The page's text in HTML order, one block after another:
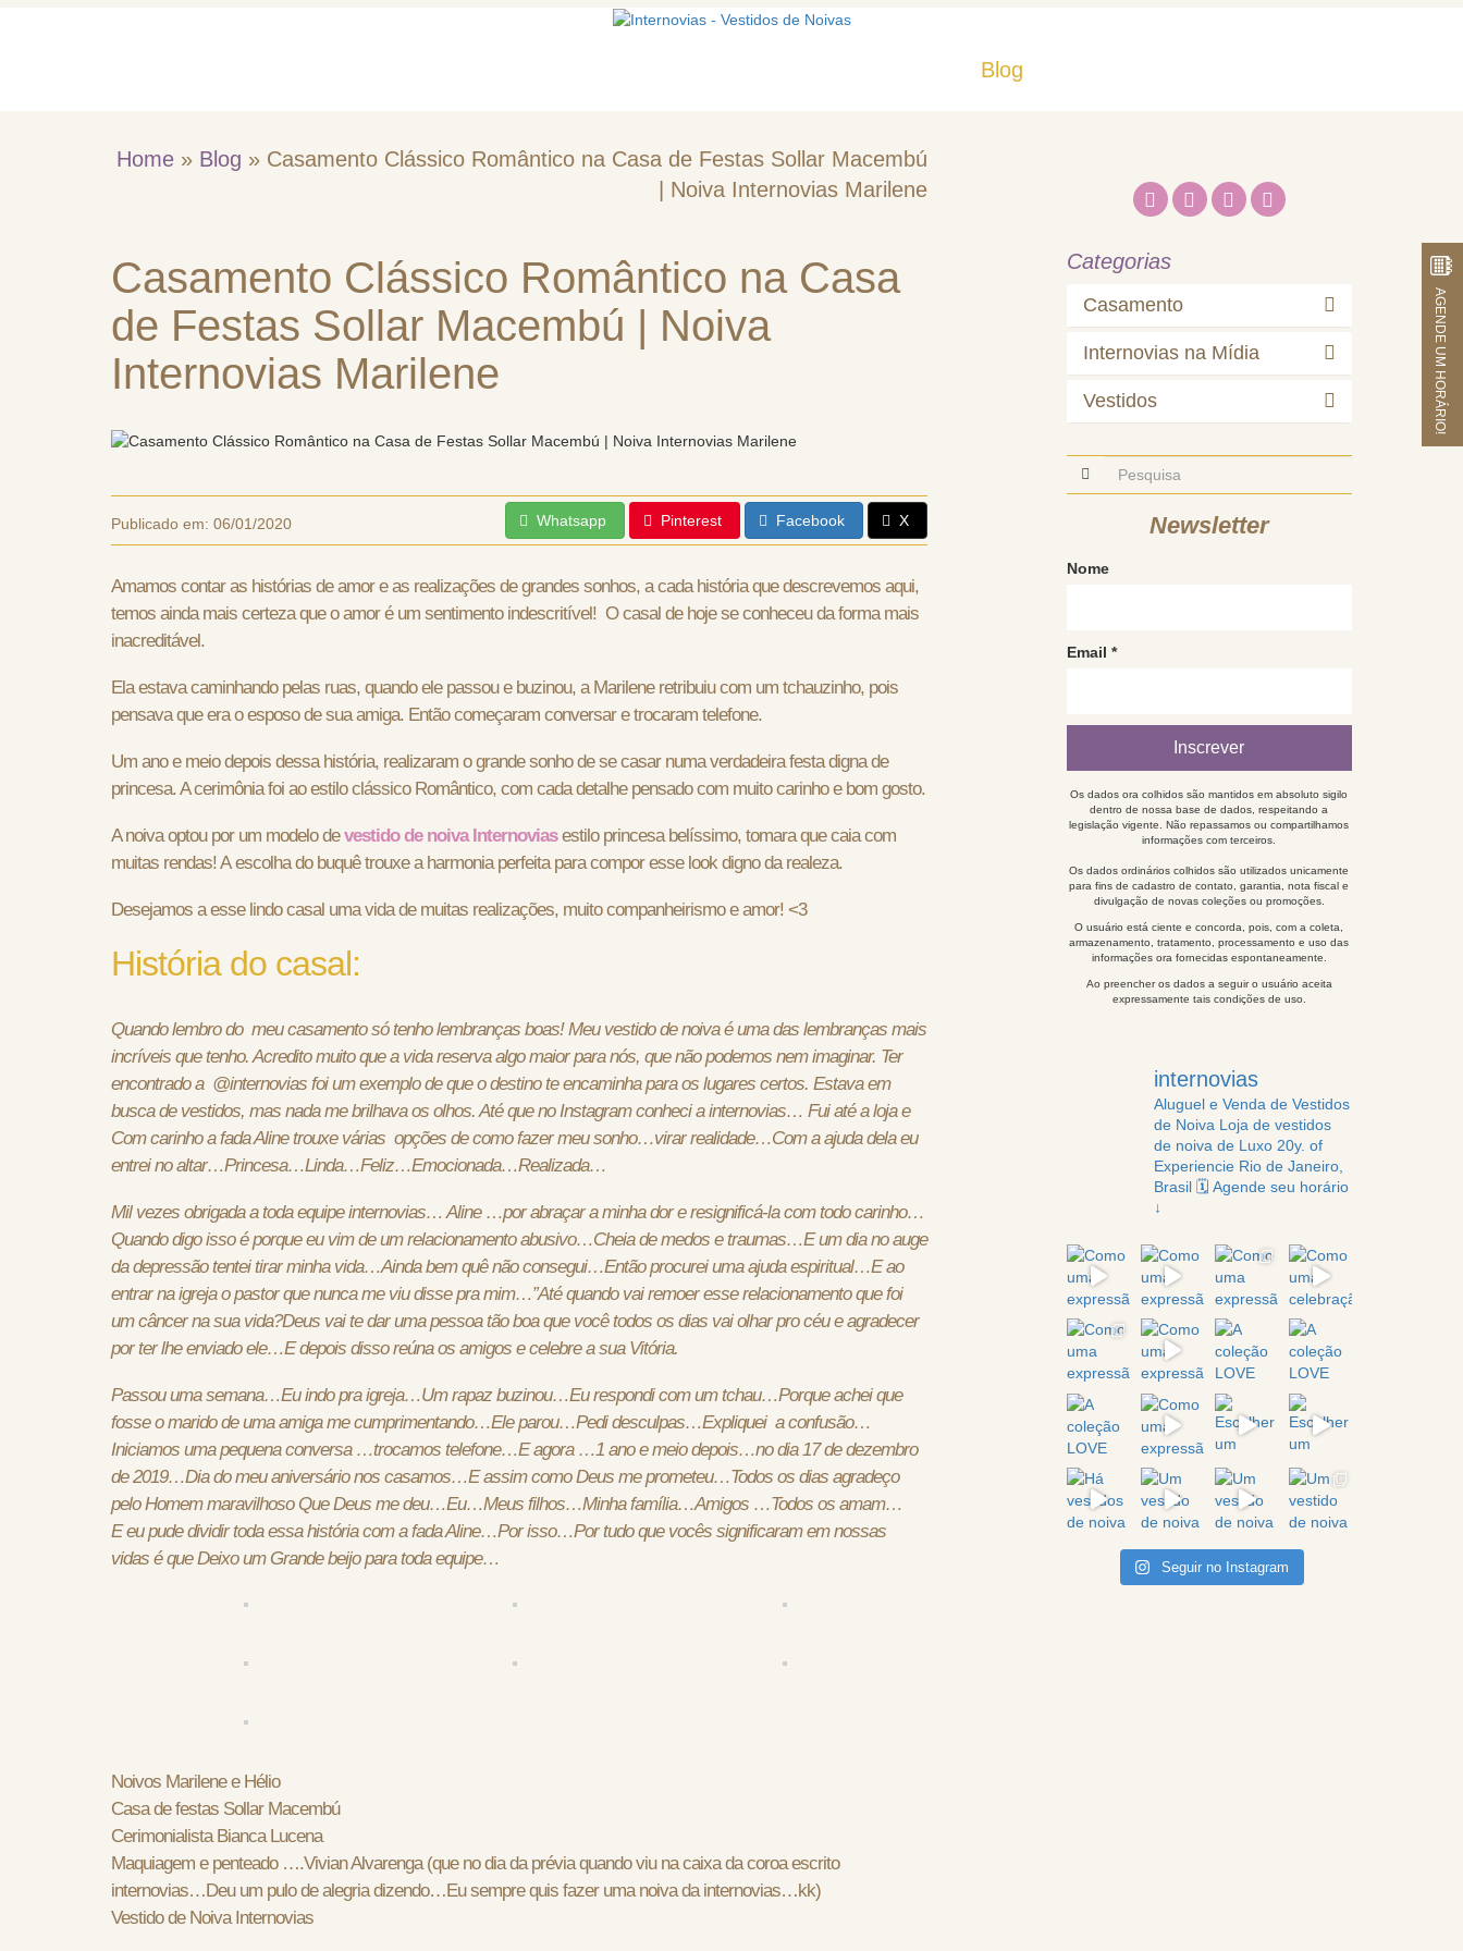
Blog
Home » Blog » Casamento Clássico Romântico na Casa de Festas Sollar Macembú
| Noiva Internovias Marilene
Casamento Clássico Romântico na Casa
de Festas Sollar Macembú | Noiva
Internovias Marilene
Publicado em: 06/01/2020 Whatsapp Pinterest Facebook X
Amamos contar as histórias de amor e as realizações de grandes sonhos, a cada história que descrevemos aqui,
temos ainda mais certeza que o amor é um sentimento indescritível! O casal de hoje se conheceu da forma mais
inacreditável.
Ela estava caminhando pelas ruas, quando ele passou e buzinou, a Marilene retribuiu com um tchauzinho, pois
pensava que era o esposo de sua amiga. Então começaram conversar e trocaram telefone.
Um ano e meio depois dessa história, realizaram o grande sonho de se casar numa verdadeira festa digna de
princesa. A cerimônia foi ao estilo clássico Romântico, com cada detalhe pensado com muito carinho e bom gosto.
A noiva optou por um modelo devestido de noiva Internoviasestilo princesa belíssimo, tomara que caia com
muitas rendas! A escolha do buquê trouxe a harmonia perfeita para compor esse look digno da realeza.
Desejamos a esse lindo casal uma vida de muitas realizações, muito companheirismo e amor! <3
História do casal:
Quando lembro do meu casamento só tenho lembranças boas! Meu vestido de noiva é uma das lembranças mais
incríveis que tenho. Acredito muito que a vida reserva algo maior para nós, que não podemos nem imaginar. Ter
encontrado a @internovias foi um exemplo de que o destino te encaminha para os lugares certos. Estava em
busca de vestidos, mas nada me brilhava os olhos. Até que no Instagram conheci a internovias… Fui até a loja e
Com carinho a fada Aline trouxe várias opções de como fazer meu sonho…virar realidade…Com a ajuda dela eu
entrei no altar…Princesa…Linda…Feliz…Emocionada…Realizada…
Mil vezes obrigada a toda equipe internovias… Aline …por abraçar a minha dor e resignificá-la com todo carinho…
Quando digo isso é porque eu vim de um relacionamento abusivo…Cheia de medos e traumas…E um dia no auge
da depressão tentei tirar minha vida…Ainda bem quê não consegui…Então procurei uma ajuda espiritual…E ao
entrar na igreja o pastor que nunca me viu disse pra mim…”Até quando vai remoer esse relacionamento que foi
um câncer na sua vida?Deus vai te dar uma pessoa tão boa que você todos os dias vai olhar pro céu e agradecer
por ter lhe enviado ele…E depois disso reúna os amigos e celebre a sua Vitória.
Passou uma semana…Eu indo pra igreja…Um rapaz buzinou…Eu respondi com um tchau…Porque achei que
fosse o marido de uma amiga me cumprimentando…Ele parou…Pedi desculpas…Expliquei a confusão…
Iniciamos uma pequena conversa …trocamos telefone…E agora …1 ano e meio depois…no dia 17 de dezembro
de 2019…Dia do meu aniversário nos casamos…E assim como Deus me prometeu…Todos os dias agradeço
pelo Homem maravilhoso Que Deus me deu…Eu…Meus filhos…Minha família…Amigos …Todos os amam…
E eu pude dividir toda essa história com a fada Aline…Por isso…Por tudo que vocês significaram em nossas
vidas é que Deixo um Grande beijo para toda equipe…
Noivos Marilene e Hélio
Casa de festas Sollar Macembú
Cerimonialista Bianca Lucena
Maquiagem e penteado ….Vivian Alvarenga (que no dia da prévia quando viu na caixa da coroa escrito
internovias…Deu um pulo de alegria dizendo…Eu sempre quis fazer uma noiva da internovias…kk)
Vestido de Noiva Internovias
Categorias
Casamento
Internovias na Mídia
Vestidos
Newsletter
Nome
Email *
Os dados ora colhidos são mantidos em absoluto sigilo
dentro de nossa base de dados, respeitando a
legislação vigente. Não repassamos ou compartilhamos
informações com terceiros.
Os dados ordinários colhidos são utilizados unicamente
para fins de cadastro de contato, garantia, nota fiscal e
divulgação de novas coleções ou promoções.
O usuário está ciente e concorda, pois, com a coleta,
armazenamento, tratamento, processamento e uso das
informações ora fornecidas espontaneamente.
Ao preencher os dados a seguir o usuário aceita
expressamente tais condições de uso.
internovias
Aluguel e Venda de Vestidos
de NoivaLoja de vestidos
de noiva de Luxo20y. of
ExperiencieRio de Janeiro,
Brasil 🗓️ Agende seu horário
↓
Seguir no Instagram
AGENDE UM HORÁRIO!